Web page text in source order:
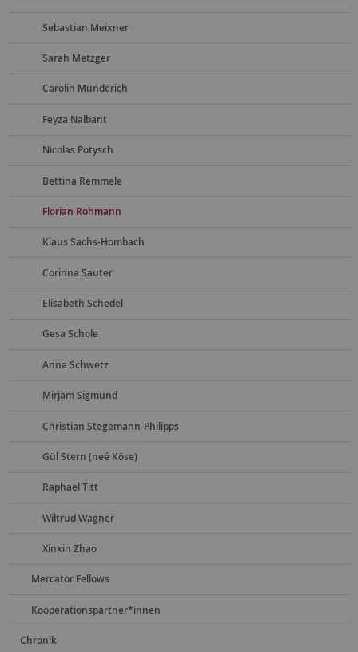
Sebastian Meixner
Sarah Metzger
Carolin Munderich
Feyza Nalbant
Nicolas Potysch
Bettina Remmele
Florian Rohmann
Klaus Sachs-Hombach
Corinna Sauter
Elisabeth Schedel
Gesa Schole
Anna Schwetz
Mirjam Sigmund
Christian Stegemann-Philipps
Gül Stern (neé Köse)
Raphael Titt
Wiltrud Wagner
Xinxin Zhao
Mercator Fellows
Kooperationspartner*innen
Chronik